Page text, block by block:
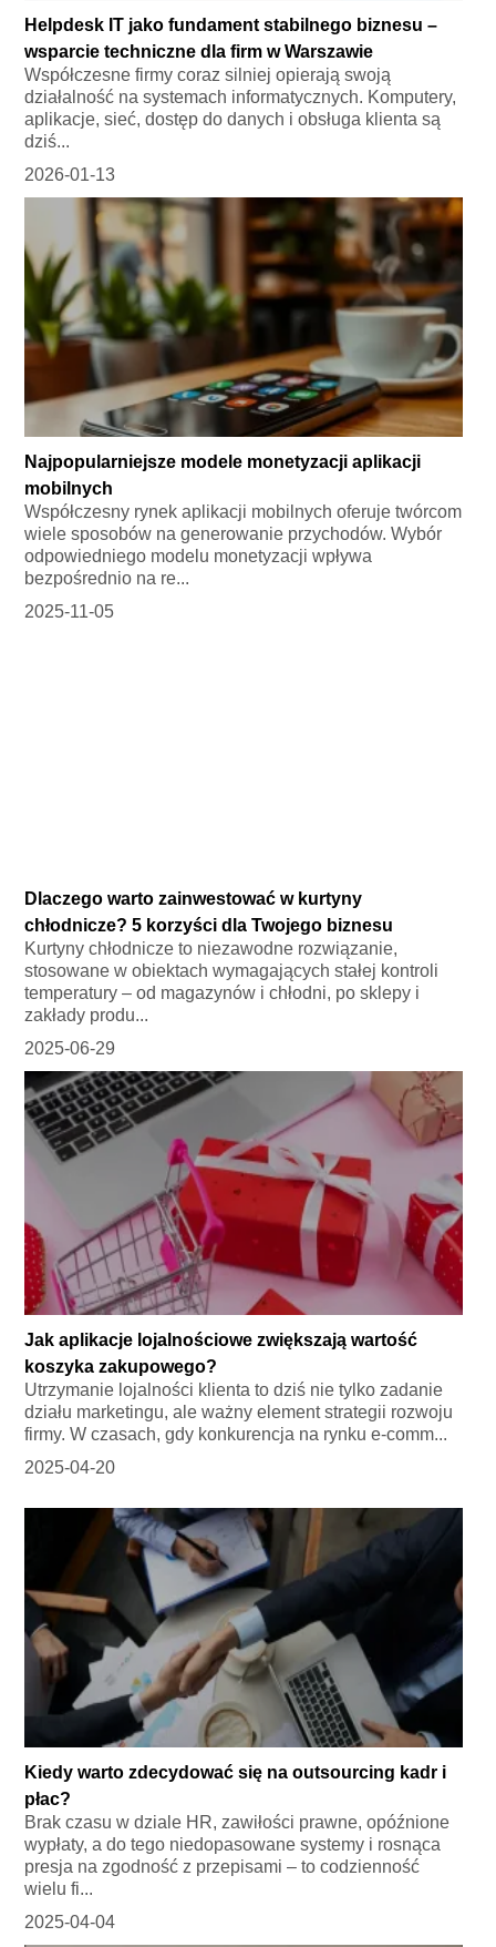
Helpdesk IT jako fundament stabilnego biznesu –
wsparcie techniczne dla firm w Warszawie
Współczesne firmy coraz silniej opierają swoją
działalność na systemach informatycznych. Komputery,
aplikacje, sieć, dostęp do danych i obsługa klienta są
dziś...
2026-01-13
Najpopularniejsze modele monetyzacji aplikacji
mobilnych
Współczesny rynek aplikacji mobilnych oferuje twórcom
wiele sposobów na generowanie przychodów. Wybór
odpowiedniego modelu monetyzacji wpływa
bezpośrednio na re...
2025-11-05
Dlaczego warto zainwestować w kurtyny
chłodnicze? 5 korzyści dla Twojego biznesu
Kurtyny chłodnicze to niezawodne rozwiązanie,
stosowane w obiektach wymagających stałej kontroli
temperatury – od magazynów i chłodni, po sklepy i
zakłady produ...
2025-06-29
Jak aplikacje lojalnościowe zwiększają wartość
koszyka zakupowego?
Utrzymanie lojalności klienta to dziś nie tylko zadanie
działu marketingu, ale ważny element strategii rozwoju
firmy. W czasach, gdy konkurencja na rynku e-comm...
2025-04-20
Kiedy warto zdecydować się na outsourcing kadr i
płac?
Brak czasu w dziale HR, zawiłości prawne, opóźnione
wypłaty, a do tego niedopasowane systemy i rosnąca
presja na zgodność z przepisami – to codzienność
wielu fi...
2025-04-04